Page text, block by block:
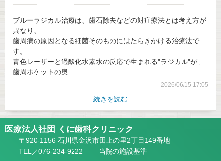
ブルーラジカル治療は、歯石除去などの対症療法とは考え方が
異なり、
歯周病の原因となる細菌そのものにはたらきかける治療法で
す。
青色レーザーと過酸化水素水の反応で生まれる"ラジカル"が、
歯周ポケットの奥...
2026/06/15 17:05
続きを読む
医療法人社団 くに歯科クリニック
〒920-1156 石川県金沢市田上の里2丁目149番地
TEL／076-234-9222
当院の施設基準